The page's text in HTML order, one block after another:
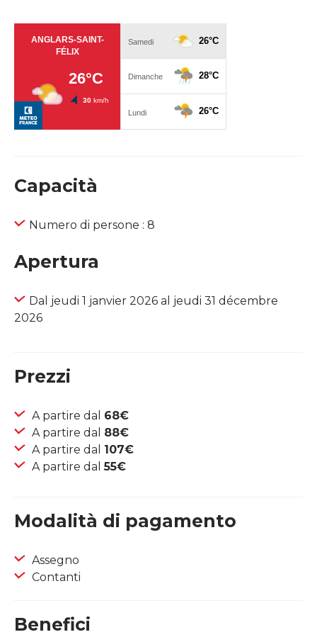
Capacità
Numero di persone : 8
Apertura
Dal jeudi 1 janvier 2026 al jeudi 31 décembre
2026
Prezzi
A partire dal 68€
A partire dal 88€
A partire dal 107€
A partire dal55€
Modalità di pagamento
Assegno
Contanti
Benefici